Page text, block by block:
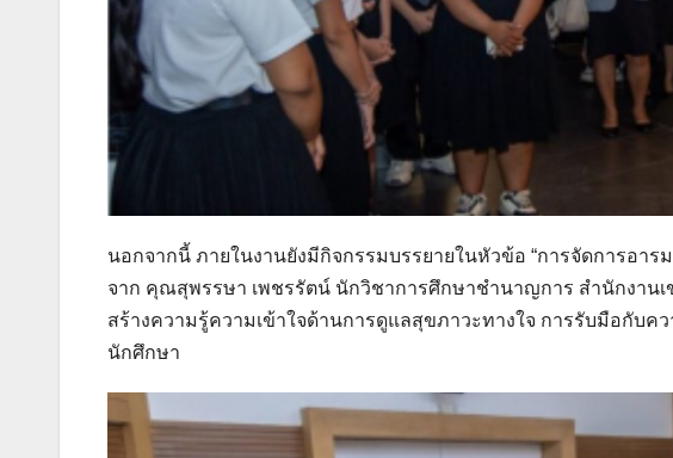
นอกจากนี้ ภายในงานยังมีกิจกรรมบรรยายในหัวข้อ “การจัดการอาร
จาก คุณสุพรรษา เพชรรัตน์ นักวิชาการศึกษาชำนาญการ สำนักงาน
สร้างความรู้ความเข้าใจด้านการดูแลสุขภาวะทางใจ การรับมือกับค
นักศึกษา